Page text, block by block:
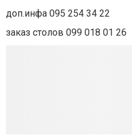
доп.инфа 095 254 34 22
заказ столов 099 018 01 26